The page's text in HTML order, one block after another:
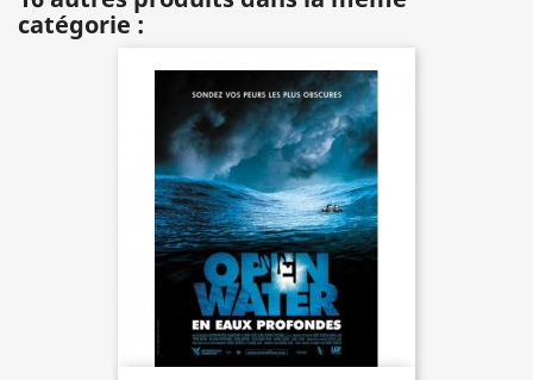
catégorie :